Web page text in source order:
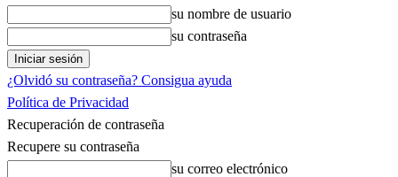
su nombre de usuario
su contraseña
¿Olvidó su contraseña? Consigua ayuda
Política de Privacidad
Recuperación de contraseña
Recupere su contraseña
su correo electrónico